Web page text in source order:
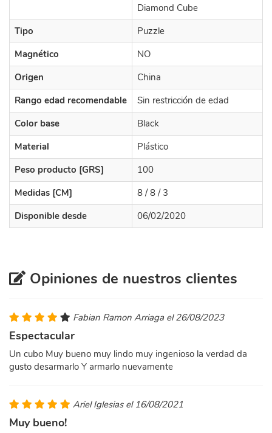
Diamond Cube
Tipo
Puzzle
Magnético
NO
Origen
China
Rango edad recomendable
Sin restricción de edad
Color base
Black
Material
Plástico
Peso producto [GRS]
100
Medidas [CM]
8 / 8 / 3
Disponible desde
06/02/2020
Opiniones de nuestros clientes
Fabian Ramon Arriaga el 26/08/2023
Espectacular
Un cubo Muy bueno muy lindo muy ingenioso la verdad da
gusto desarmarlo Y armarlo nuevamente
Ariel Iglesias el 16/08/2021
Muy bueno!